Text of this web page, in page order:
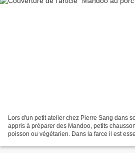
Lors d'un petit atelier chez Pierre Sang dans
appris à préparer des Mandoo, petits
poisson ou végétarien. Dans la farce il est